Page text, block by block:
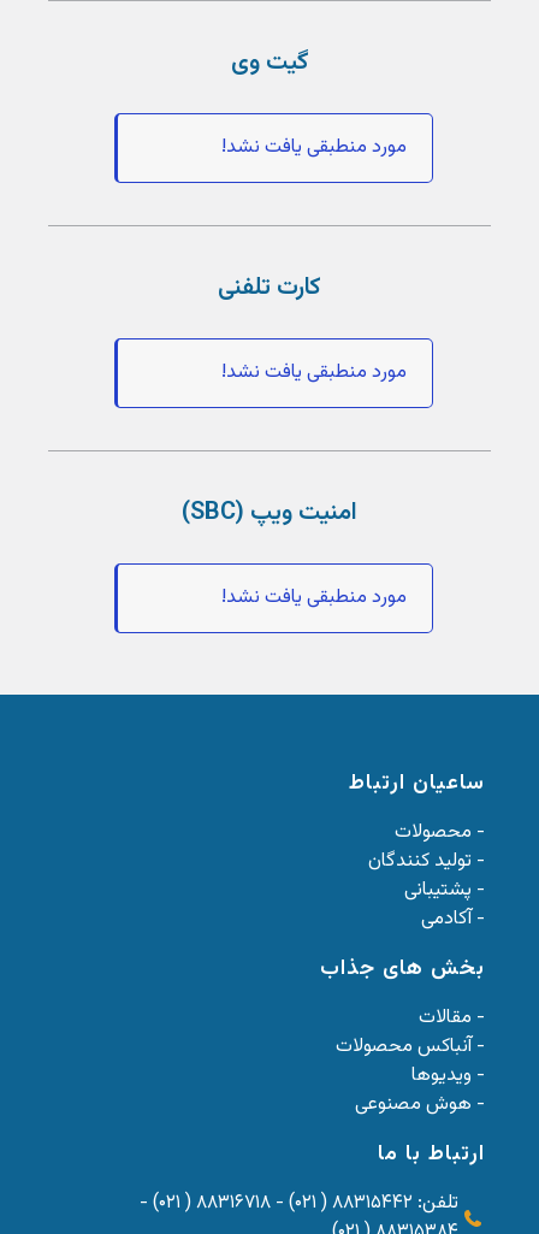
گیت وی
مورد منطبقی یافت نشد!
کارت تلفنی
مورد منطبقی یافت نشد!
امنیت ویپ (SBC)
مورد منطبقی یافت نشد!
ساعیان ارتباط
- محصولات
- تولید کنندگان
- پشتیبانی
- آکادمی
بخش های جذاب
- مقالات
- آنباکس محصولات
- ویدیوها
- هوش مصنوعی
ارتباط با ما
تلفن: ۸۸۳۱۵۴۴۲ ( ۰۲۱) - ۸۸۳۱۶۷۱۸ ( ۰۲۱) -